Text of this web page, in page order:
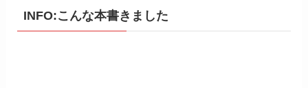
INFO:こんな本書きました